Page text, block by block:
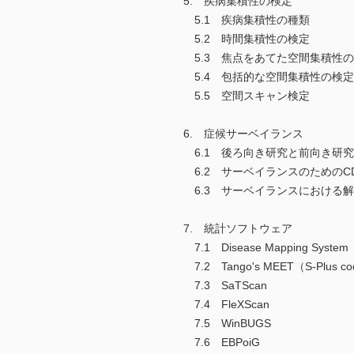
5.1 疾病集積性の種類
5.2 時間集積性の検定
5.3 焦点をあてた空間集積性の
5.4 包括的な空間集積性の検定
5.5 空間スキャン検定
6. 症候サーベイランス
6.1 後ろ向き研究と前向き研究
6.2 サーベイランスのための
6.3 サーベイランスにおける
7. 統計ソフトウェア
7.1 Disease Mapping System
7.2 Tango's MEET（S-Plus
7.3 SaTScan
7.4 FleXScan
7.5 WinBUGS
7.6 EBPoiG